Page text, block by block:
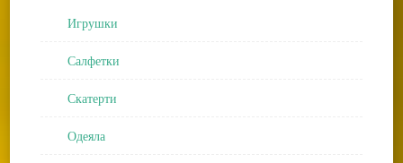
Игрушки
Салфетки
Скатерти
Одеяла